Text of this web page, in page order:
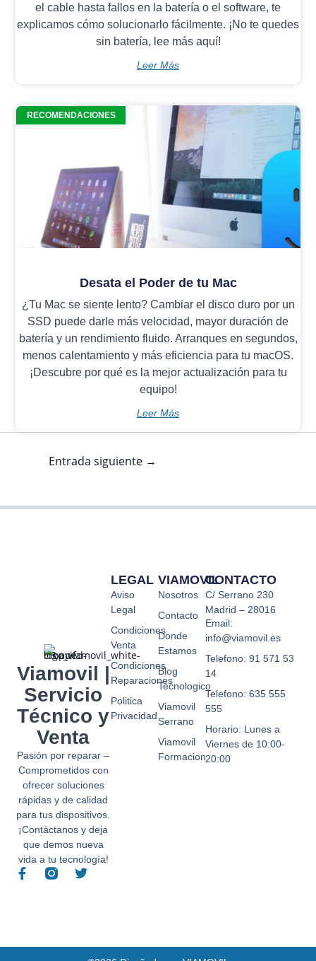
el cable hasta fallos en la batería o el software, te
explicamos cómo solucionarlo fácilmente. ¡No te quedes
sin batería, lee más aquí!
Leer Más
RECOMENDACIONES
Desata el Poder de tu Mac
¿Tu Mac se siente lento? Cambiar el disco duro por un
SSD puede darle más velocidad, mayor duración de
batería y un rendimiento fluido. Arranques en segundos,
menos calentamiento y más eficiencia para tu macOS.
¡Descubre por qué es la mejor actualización para tu
equipo!
Leer Más
Entrada siguiente →
Viamovil |
Servicio
Técnico y
Venta
Pasión por reparar –
Comprometidos con
ofrecer soluciones
rápidas y de calidad
para tus dispositivos.
¡Contáctanos y deja
que demos nueva
vida a tu tecnología!
F
a
o
T
r
VIAMOVIL
Nosotros
Contacto
Donde
Estamos
Blog
Tecnologico
Viamovil
Serrano
Viamovil
Formacion
LEGAL
Aviso
Legal
Condiciones
Venta
Condiciones
Reparaciones
Politica
Privacidad
CONTACTO
C/ Serrano 230
Madrid – 28016
Email:
info@viamovil.es
Telefono: 91 571 53
14
Telefono: 635 555
555
Horario: Lunes a
Viernes de 10:00-
20:00